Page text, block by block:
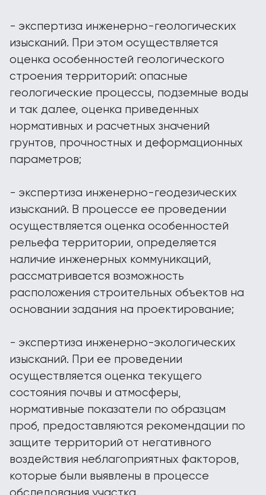
- экспертиза инженерно-геологических
изысканий. При этом осуществляется
оценка особенностей геологического
строения территорий: опасные
геологические процессы, подземные воды
и так далее, оценка приведенных
нормативных и расчетных значений
грунтов, прочностных и деформационных
параметров;
- экспертиза инженерно-геодезических
изысканий. В процессе ее проведении
осуществляется оценка особенностей
рельефа территории, определяется
наличие инженерных коммуникаций,
рассматривается возможность
расположения строительных объектов на
основании задания на проектирование;
- экспертиза инженерно-экологических
изысканий. При ее проведении
осуществляется оценка текущего
состояния почвы и атмосферы,
нормативные показатели по образцам
проб, предоставляются рекомендации по
защите территорий от негативного
воздействия неблагоприятных факторов,
которые были выявлены в процессе